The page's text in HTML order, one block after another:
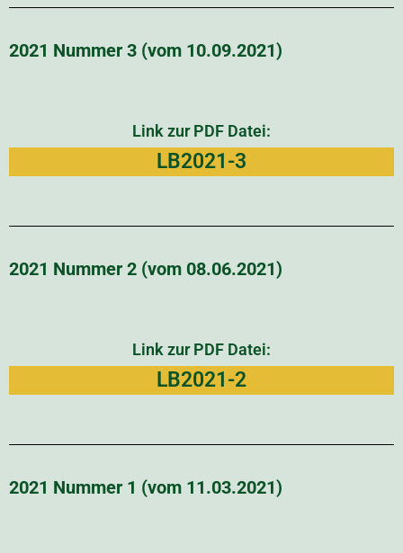
2021 Nummer 3 (vom 10.09.2021)
Link zur PDF Datei:
LB2021-3
2021 Nummer 2 (vom 08.06.2021)
Link zur PDF Datei:
LB2021-2
2021 Nummer 1 (vom 11.03.2021)